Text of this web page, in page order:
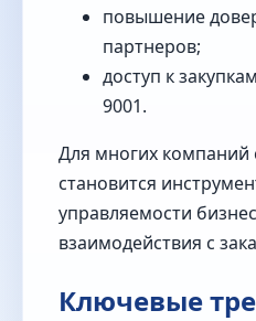
повышение
партнеров;
доступ к
9001.
Для многих компаний
становится
управляемости
взаимодействия с
Ключевые